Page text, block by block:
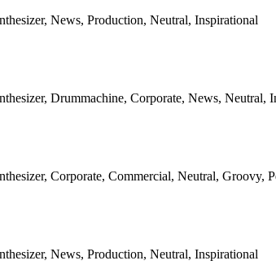
News, Production, Neutral, Inspirational
Drummachine, Corporate, News, Neutral,
Corporate, Commercial, Neutral, Groovy,
News, Production, Neutral, Inspirational